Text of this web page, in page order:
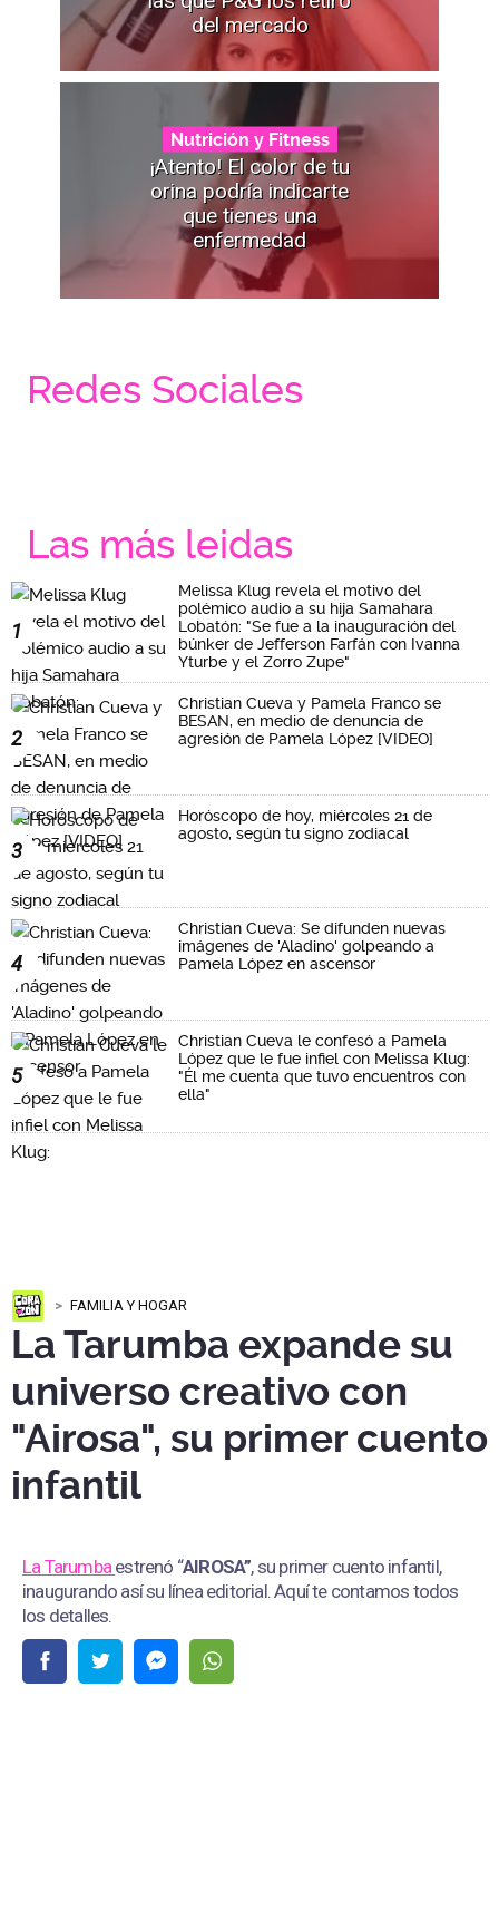
del mercado
Nutrición y Fitness
¡Atento! El color de tu
orina podría indicarte
que tienes una
enfermedad
Redes Sociales
Las más leidas
1
Melissa Klug revela el motivo del
polémico audio a su hija Samahara
Lobatón: "Se fue a la inauguración del
búnker de Jefferson Farfán con Ivanna
Yturbe y el Zorro Zupe"
2
Christian Cueva y Pamela Franco se
BESAN, en medio de denuncia de
agresión de Pamela López [VIDEO]
3
Horóscopo de hoy, miércoles 21 de
agosto, según tu signo zodiacal
4
Christian Cueva: Se difunden nuevas
imágenes de 'Aladino' golpeando a
Pamela López en ascensor
5
Christian Cueva le confesó a Pamela
López que le fue infiel con Melissa Klug:
"Él me cuenta que tuvo encuentros con
ella"
FAMILIA Y HOGAR
La Tarumba expande su
universo creativo con
"Airosa", su primer cuento
infantil
La Tarumbaestrenó “AIROSA”, su primer cuento infantil,
inaugurando así su línea editorial. Aquí te contamos todos
los detalles.